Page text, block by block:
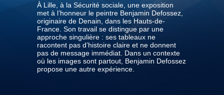
À Lille, à la Sécurité sociale, une exposition
met à l’honneur le peintre Benjamin Defossez,
originaire de Denain, dans les Hauts-de-
France. Son travail se distingue par une
approche singulière : ses tableaux ne
racontent pas d’histoire claire et ne donnent
pas de message immédiat. Dans un contexte
où les images sont partout, Benjamin Defossez
propose une autre expérience.